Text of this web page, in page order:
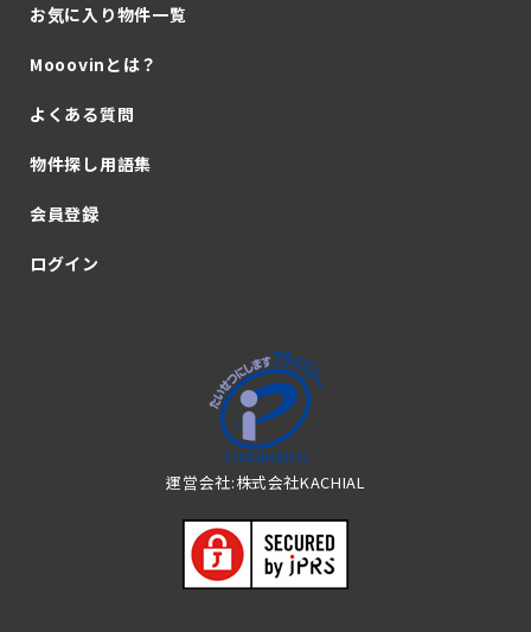
お気に入り物件一覧
Mooovinとは？
よくある質問
物件探し用語集
会員登録
ログイン
運営会社:株式会社KACHIAL